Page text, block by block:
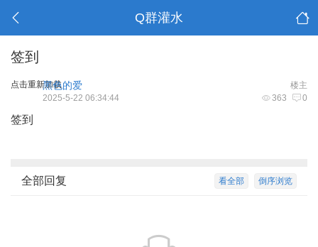
Q群灌水
签到
点击重新加载 楼主
黑色的爱
363 0
2025-5-22 06:34:44
签到
倒序浏览
看全部
全部回复